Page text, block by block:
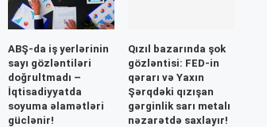
ABŞ-da iş yerlərinin
sayı gözləntiləri
doğrultmadı –
İqtisadiyyatda
soyuma əlamətləri
güclənir!
Qızıl bazarında şok
gözləntisi: FED-in
qərarı və Yaxın
Şərqdəki qızışan
gərginlik sarı metalı
nəzarətdə saxlayır!